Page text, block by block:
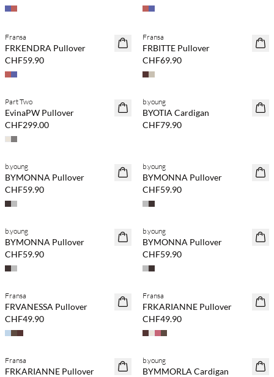
NEUHEITEN
Fransa
FRKENDRA Pullover
CHF59.90
NEUHEITEN
Fransa
FRBITTE Pullover
CHF69.90
NEUHEITEN
Part Two
EvinaPW Pullover
CHF299.00
NEUHEITEN
b.young
BYOTIA Cardigan
CHF79.90
NEUHEITEN
b.young
BYMONNA Pullover
CHF59.90
NEUHEITEN
b.young
BYMONNA Pullover
CHF59.90
NEUHEITEN
b.young
BYMONNA Pullover
CHF59.90
NEUHEITEN
b.young
BYMONNA Pullover
CHF59.90
NEUHEITEN
Fransa
FRVANESSA Pullover
CHF49.90
NEUHEITEN
Fransa
FRKARIANNE Pullover
CHF49.90
NEUHEITEN
Fransa
FRKARIANNE Pullover
NEUHEITEN
b.young
BYMMORLA Cardigan